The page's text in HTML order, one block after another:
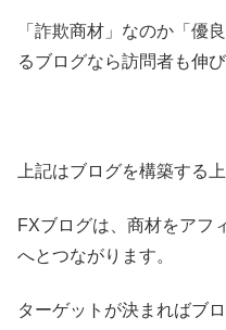
「詐欺商材」なのか「優
るブログなら訪問者も伸び
上記はブログを構築する
FXブログは、商材をアフ
へとつながります。
ターゲットが決まればブ